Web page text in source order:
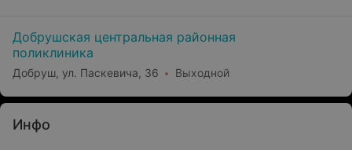
Добрушская центральная районная
поликлиника
Добруш, ул. Паскевича, 36 Выходной
Инфо